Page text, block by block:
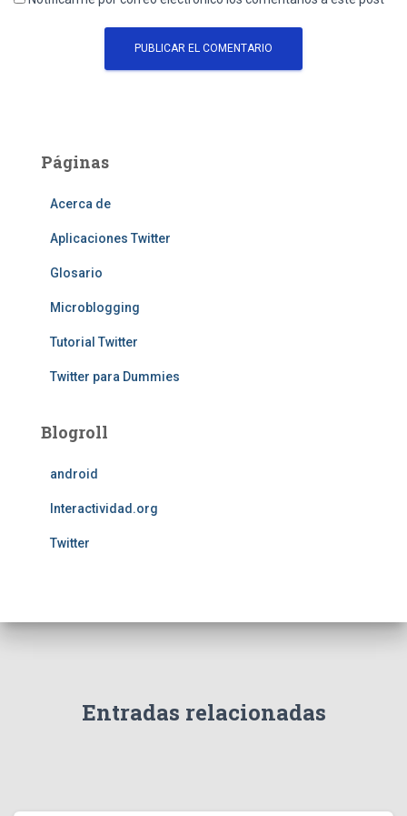
Páginas
Acerca de
Aplicaciones Twitter
Glosario
Microblogging
Tutorial Twitter
Twitter para Dummies
Blogroll
android
Interactividad.org
Twitter
Entradas relacionadas